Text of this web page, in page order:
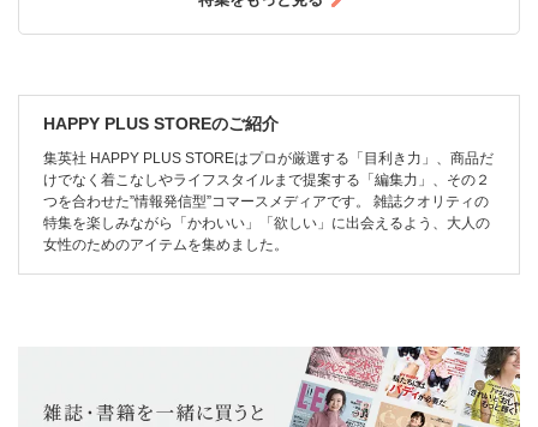
HAPPY PLUS STOREのご紹介
集英社 HAPPY PLUS STOREはプロが厳選する「目利き力」、商品だ
けでなく着こなしやライフスタイルまで提案する「編集力」、その２
つを合わせた”情報発信型”コマースメディアです。 雑誌クオリティの
特集を楽しみながら「かわいい」「欲しい」に出会えるよう、大人の
女性のためのアイテムを集めました。